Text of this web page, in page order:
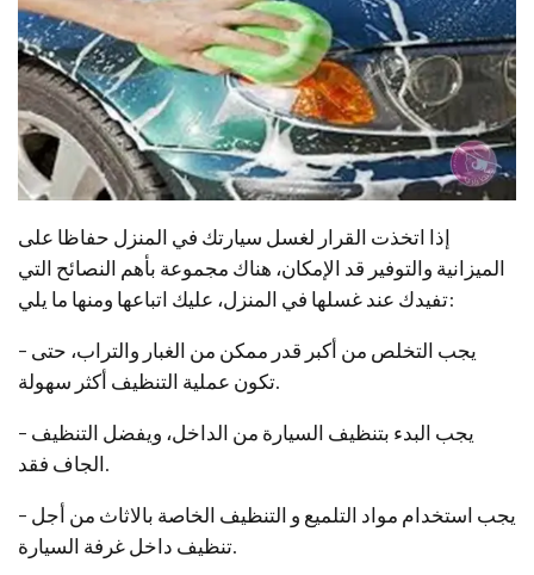
إذا اتخذت القرار لغسل سيارتك في المنزل حفاظا على
الميزانية والتوفير قد الإمكان، هناك مجموعة بأهم النصائح التي
تفيدك عند غسلها في المنزل، عليك اتباعها ومنها ما يلي:
– يجب التخلص من أكبر قدر ممكن من الغبار والتراب، حتى
تكون عملية التنظيف أكثر سهولة.
– يجب البدء بتنظيف السيارة من الداخل، ويفضل التنظيف
الجاف فقد.
– يجب استخدام مواد التلميع و التنظيف الخاصة بالاثاث من أجل
تنظيف داخل غرفة السيارة.